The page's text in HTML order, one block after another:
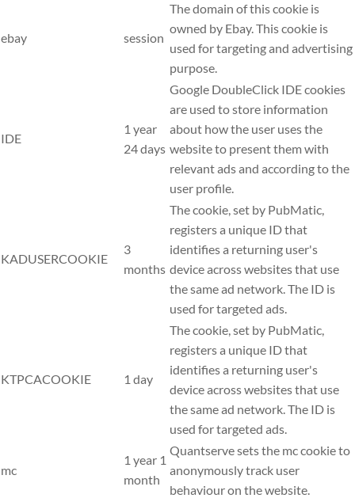
ebay session
The domain of this cookie is
owned by Ebay. This cookie is
used for targeting and advertising
purpose.
IDE
1 year
24 days
Google DoubleClick IDE cookies
are used to store information
about how the user uses the
website to present them with
relevant ads and according to the
user profile.
KADUSERCOOKIE
3
months
The cookie, set by PubMatic,
registers a unique ID that
identifies a returning user's
device across websites that use
the same ad network. The ID is
used for targeted ads.
KTPCACOOKIE 1 day
The cookie, set by PubMatic,
registers a unique ID that
identifies a returning user's
device across websites that use
the same ad network. The ID is
used for targeted ads.
mc
1 year 1
month
Quantserve sets the mc cookie to
anonymously track user
behaviour on the website.